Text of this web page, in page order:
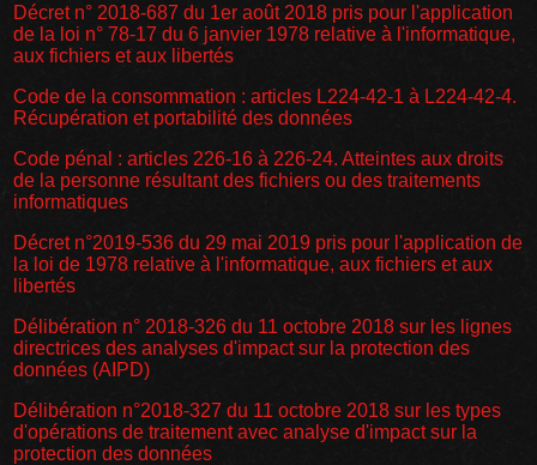
Décret n° 2018-687 du 1er août 2018 pris pour l'application
de la loi n° 78-17 du 6 janvier 1978 relative à l'informatique,
aux fichiers et aux libertés
Code de la consommation : articles L224-42-1 à L224-42-4.
Récupération et portabilité des données
Code pénal : articles 226-16 à 226-24. Atteintes aux droits
de la personne résultant des fichiers ou des traitements
informatiques
Décret n°2019-536 du 29 mai 2019 pris pour l'application de
la loi de 1978 relative à l'informatique, aux fichiers et aux
libertés
Délibération n° 2018-326 du 11 octobre 2018 sur les lignes
directrices des analyses d'impact sur la protection des
données (AIPD)
Délibération n°2018-327 du 11 octobre 2018 sur les types
d'opérations de traitement avec analyse d'impact sur la
protection des données